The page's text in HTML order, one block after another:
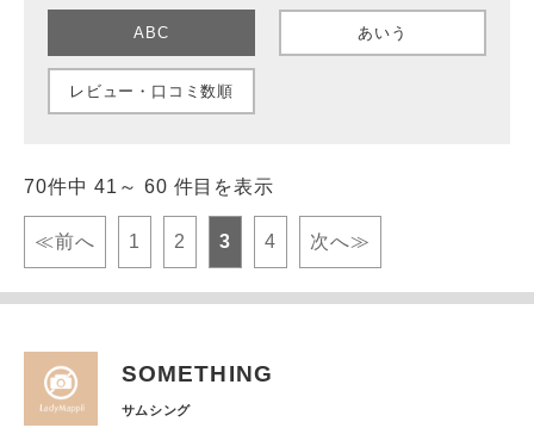
ABC あいう
レビュー・口コミ数順
70件中 41～ 60 件目を表示
≪前へ 1 2 3 4 次へ≫
SOMETHING
サムシング